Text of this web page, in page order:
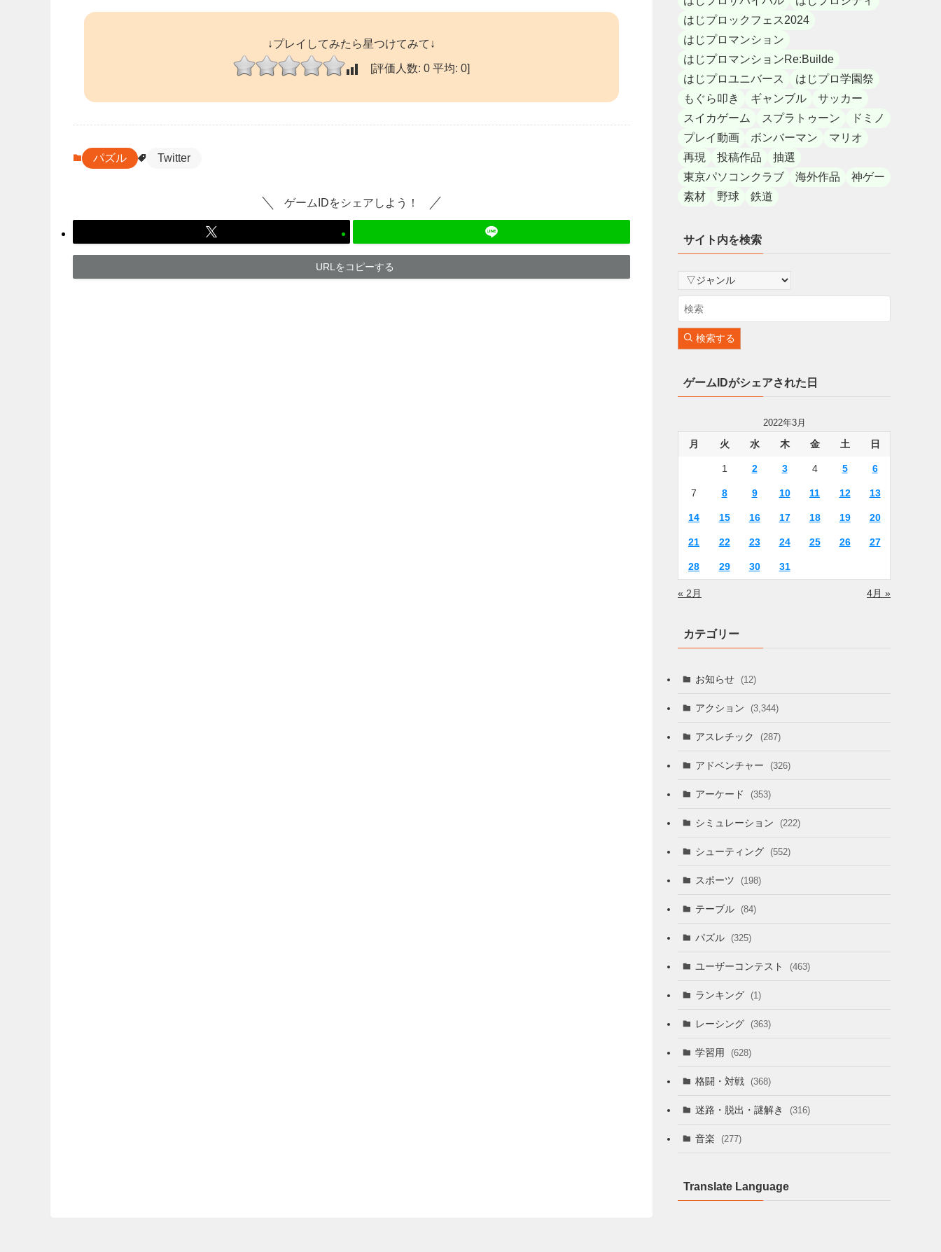
↓プレイしてみたら星つけてみて↓
[評価人数: 0 平均: 0]
パズル Twitter
ゲームIDをシェアしよう！
URLをコピーする
はじプロックフェス2024
はじプロマンション
はじプロマンションRe:Builde
はじプロユニバース
はじプロ学園祭
もぐら叩き
ギャンブル
サッカー
スイカゲーム
スプラトゥーン
ドミノ
プレイ動画
ボンバーマン
マリオ
再現
投稿作品
抽選
東京パソコンクラブ
海外作品
神ゲー
素材
野球 鉄道
サイト内を検索
検索する
ゲームIDがシェアされた日
2022年3月
月 火 水 木 金 土 日
1 2 3 4 5 6
7 8 9 10 11 12 13
14 15 16 17 18 19 20
21 22 23 24 25 26 27
28 29 30 31
« 2月 4月 »
カテゴリー
お知らせ (12)
アクション (3,344)
アスレチック (287)
アドベンチャー (326)
アーケード (353)
シミュレーション (222)
シューティング (552)
スポーツ (198)
テーブル (84)
パズル (325)
ユーザーコンテスト (463)
ランキング (1)
レーシング (363)
学習用 (628)
格闘・対戦 (368)
迷路・脱出・謎解き (316)
音楽 (277)
Translate Language